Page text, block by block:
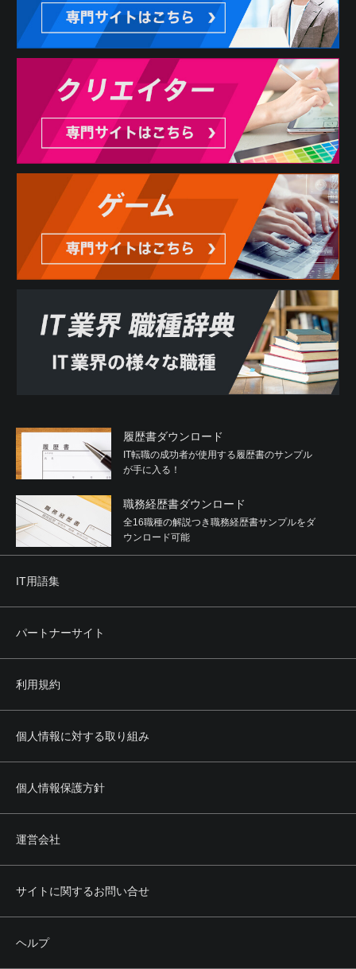
履歴書ダウンロード
IT転職の成功者が使用する履歴書のサンプル
が手に入る！
職務経歴書ダウンロード
全16職種の解説つき職務経歴書サンプルをダ
ウンロード可能
IT用語集
パートナーサイト
利用規約
個人情報に対する取り組み
個人情報保護方針
運営会社
サイトに関するお問い合せ
ヘルプ